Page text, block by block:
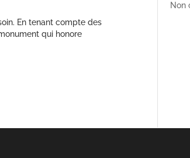
En tenant compte des
qui honore
Non